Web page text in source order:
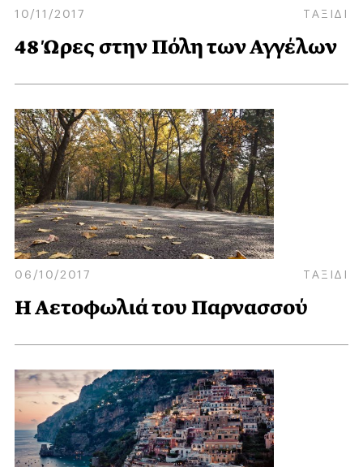
10/11/2017 ΤΑΞΙΔΙ
48 Ώρες στην Πόλη των Αγγέλων
06/10/2017 ΤΑΞΙΔΙ
Η Αετοφωλιά του Παρνασσού